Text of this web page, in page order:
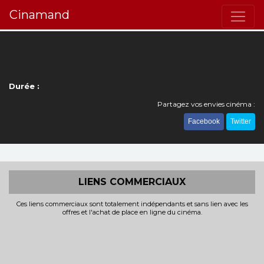
Cinamand
Durée :
Partagez vos envies cinéma :
Facebook Twitter
LIENS COMMERCIAUX
Ces liens commerciaux sont totalement indépendants et sans lien avec les
offres et l'achat de place en ligne du cinéma.